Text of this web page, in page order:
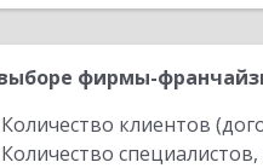
фирмы-
Количество клиентов
Количество